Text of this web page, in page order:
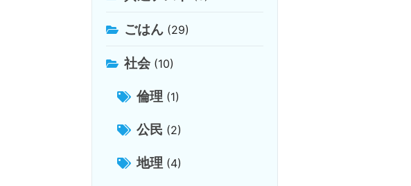
ごはん (29)
社会(10)
倫理 (1)
公民 (2)
地理 (4)